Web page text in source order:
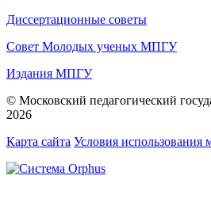
Диссертационные советы
Совет Молодых ученых МПГУ
Издания МПГУ
© Московский педагогический
2026
Карта сайта Условия использования